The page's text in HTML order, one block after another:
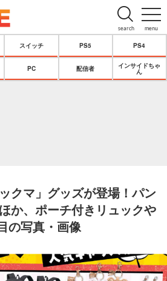
menu
search
スイッチ PS5 PS4
PC 配信者
インサイドちゃ
ん
クマ」グッズが登場！パン
か、ポーチ付きリュックや
の写真・画像